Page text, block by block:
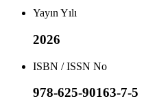
Yayın Yılı
2026
ISBN / ISSN No
978-625-90163-7-5